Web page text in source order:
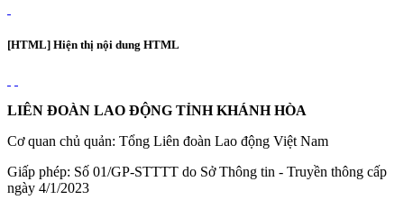
[HTML] Hiện thị nội dung HTML
LIÊN ĐOÀN LAO ĐỘNG TỈNH KHÁNH HÒA
Cơ quan chủ quản: Tổng Liên đoàn Lao động Việt Nam
Giấp phép: Số 01/GP-STTTT do Sở Thông tin - Truyền thông cấp
ngày 4/1/2023